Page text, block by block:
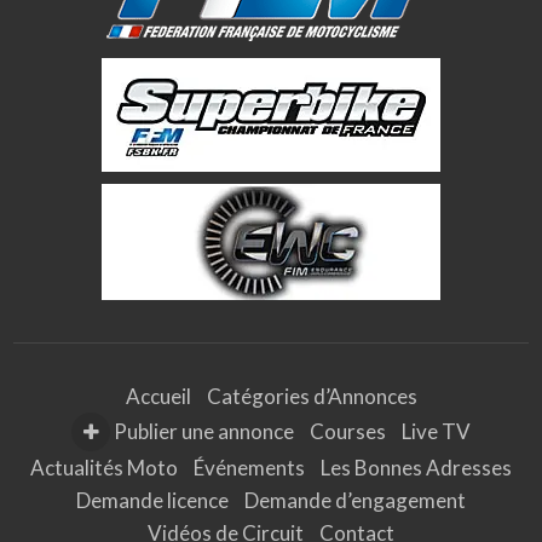
e
M
a
g
y
-
C
o
s
2
Accueil
Catégories d’Annonces
Publier une annonce
Courses
Live TV
Actualités Moto
Événements
Les Bonnes Adresses
Demande licence
Demande d’engagement
Vidéos de Circuit
Contact